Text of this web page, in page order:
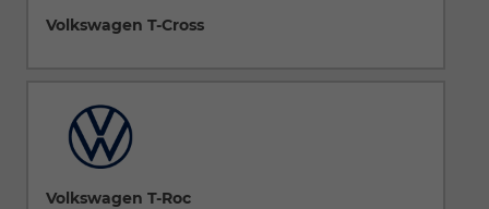
Volkswagen T-Cross
Volkswagen T-Roc